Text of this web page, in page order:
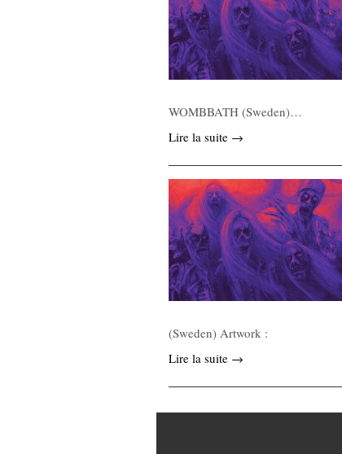
WOMBBATH (Sweden)…
Lire la suite →
(Sweden) Artwork :
Lire la suite →